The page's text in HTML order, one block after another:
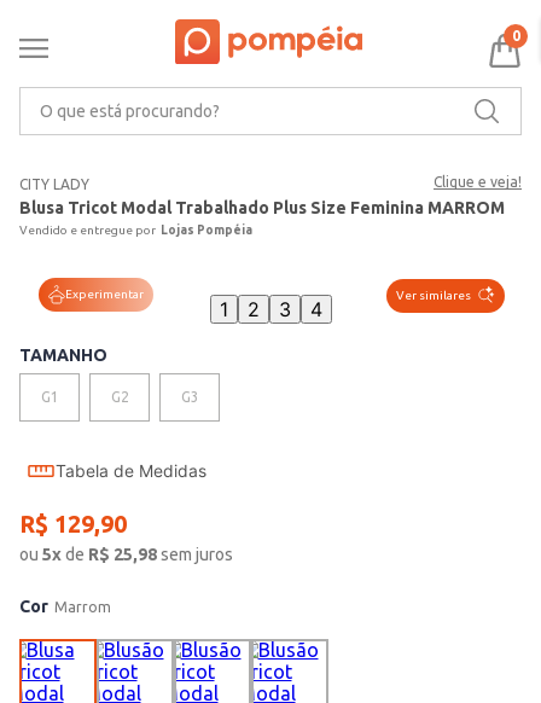
0
CITY LADY Clique e veja!
Blusa Tricot Modal Trabalhado Plus Size Feminina MARROM
Lojas Pompéia
Ver similares
1 2 3 4
Experimentar
TAMANHO
G1 G2 G3
Tabela de Medidas
R$ 129,90
ou 5xde R$ 25,98sem juros
Cor Marrom